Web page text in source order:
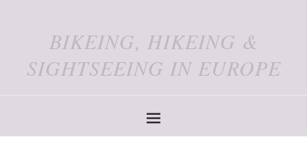
BIKEING, HIKEING &
SIGHTSEEING IN EUROPE